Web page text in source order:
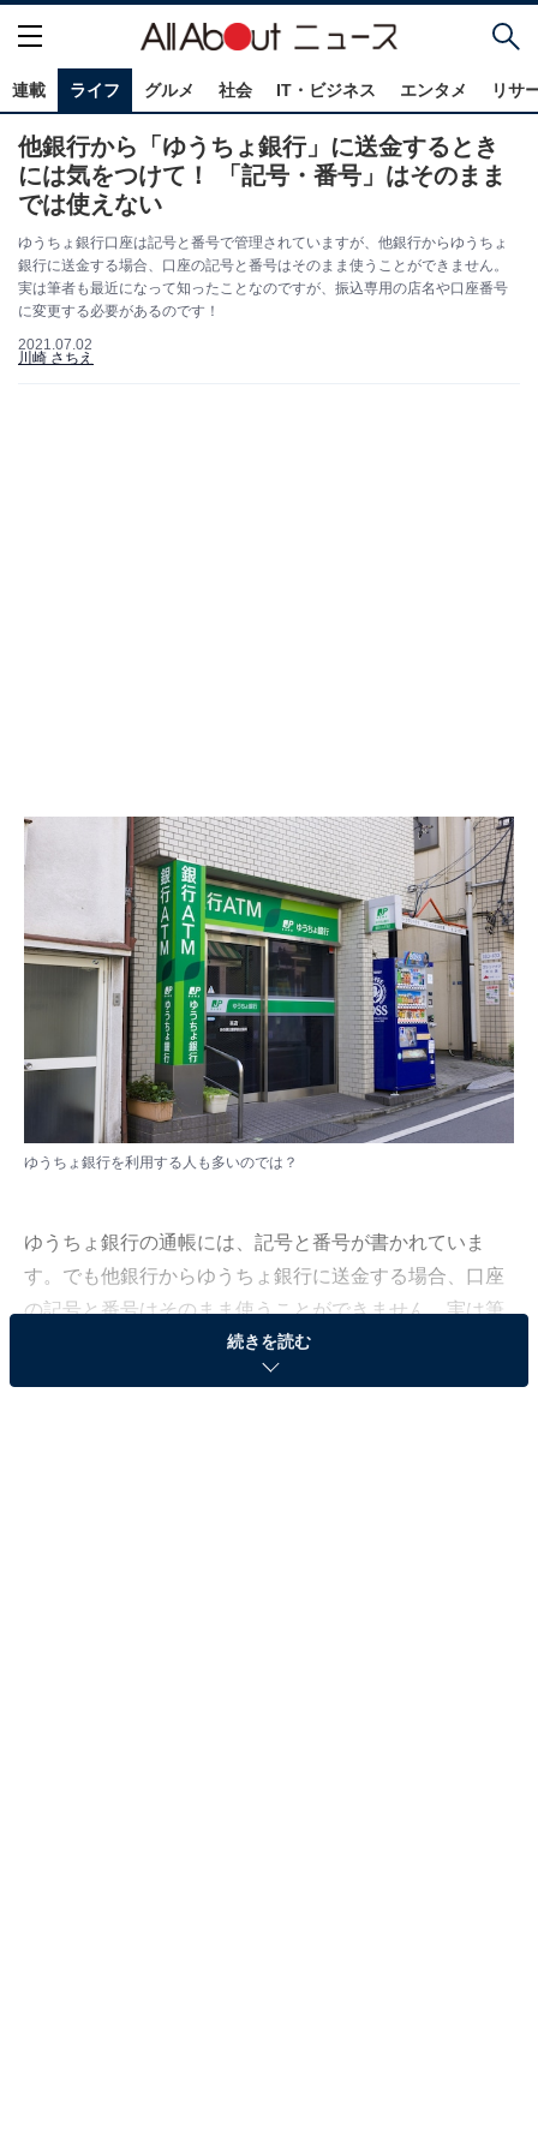
連載 ライフ グルメ 社会 IT・ビジネス エンタメ リサ
他銀行から「ゆうちょ銀行」に送金するとき
には気をつけて！ 「記号・番号」はそのまま
では使えない
ゆうちょ銀行口座は記号と番号で管理されていますが、他銀行からゆうちょ
銀行に送金する場合、口座の記号と番号はそのまま使うことができません。
実は筆者も最近になって知ったことなのですが、振込専用の店名や口座番号
に変更する必要があるのです！
2021.07.02
川崎 さちえ
ゆうちょ銀行を利用する人も多いのでは？
ゆうちょ銀行の通帳には、記号と番号が書かれていま
す。でも他銀行からゆうちょ銀行に送金する場合、口座
の記号と番号はそのまま使うことができません。実は筆
者も最近になって知ったことなのですが、振込専用の店
名や口座番号に変更する必要があるのです。
続きを読む